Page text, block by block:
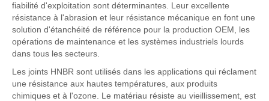
fiabilité d'exploitation sont déterminantes. Leur excellente
résistance à l'abrasion et leur résistance mécanique en font une
solution d'étanchéité de référence pour la production OEM, les
opérations de maintenance et les systèmes industriels lourds
dans tous les secteurs.
Les joints HNBR sont utilisés dans les applications qui réclament
une résistance aux hautes températures, aux produits
chimiques et à l'ozone. Le matériau résiste au vieillissement, est